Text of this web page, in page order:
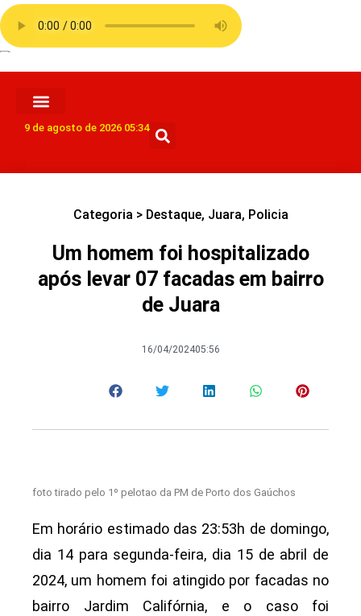
9 de agosto de 2026 05:34
Categoria > Destaque, Juara, Policia
Um homem foi hospitalizado
após levar 07 facadas em bairro
de Juara
16/04/202405:56
foto tirado pelo 1º pelotao da PM de Porto dos Gaúchos
Em horário estimado das 23:53h de domingo,
dia 14 para segunda-feira, dia 15 de abril de
2024, um homem foi atingido por facadas no
bairro Jardim Califórnia, e o caso foi